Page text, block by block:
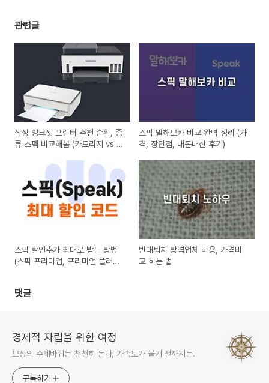
관련글
삼성 잉크젯 프린터 추천 순위, 종
류 스펙 비교해봄 (카트리지 vs 무
스픽 말해보카 비교 완벽 정리 (가
격, 장단점, 내돈내산 후기)
스픽 할인추가 최대로 받는 방법
(스픽 프리미엄, 프리미엄 플러스
빈대퇴치 방역업체 비용, 가격비
교 하는 법
댓글
경제적 자립을 위한 여정
보상의 수레바퀴는 천천히 돈다, 가속도가 붙기 전까지는.
구독하기